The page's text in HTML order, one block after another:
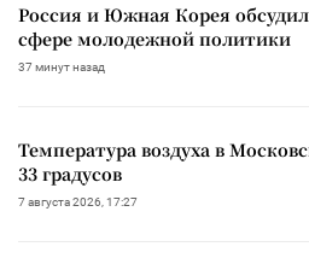
Россия и Южная Корея
сфере молодежной политики
37 минут назад
Температура воздуха в
33 градусов
7 августа 2026, 17:27